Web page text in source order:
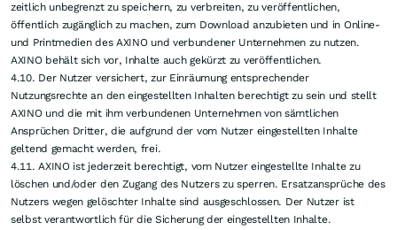
zeitlich unbegrenzt zu speichern, zu verbreiten, zu veröffentlichen,
öffentlich zugänglich zu machen, zum Download anzubieten und in Online-
und Printmedien des AXINO und verbundener Unternehmen zu nutzen.
AXINO behält sich vor, Inhalte auch gekürzt zu veröffentlichen.
4.10. Der Nutzer versichert, zur Einräumung entsprechender
Nutzungsrechte an den eingestellten Inhalten berechtigt zu sein und stellt
AXINO und die mit ihm verbundenen Unternehmen von sämtlichen
Ansprüchen Dritter, die aufgrund der vom Nutzer eingestellten Inhalte
geltend gemacht werden, frei.
4.11. AXINO ist jederzeit berechtigt, vom Nutzer eingestellte Inhalte zu
löschen und/oder den Zugang des Nutzers zu sperren. Ersatzansprüche des
Nutzers wegen gelöschter Inhalte sind ausgeschlossen. Der Nutzer ist
selbst verantwortlich für die Sicherung der eingestellten Inhalte.